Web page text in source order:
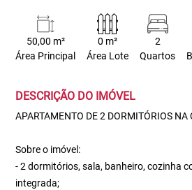
50,00 m²
Área Principal
0 m²
Área Lote
2
Quartos
DESCRIÇÃO DO IMÓVEL
APARTAMENTO DE 2 DORMITÓRIOS NA
Sobre o imóvel:
- 2 dormitórios, sala, banheiro, cozinha
integrada;